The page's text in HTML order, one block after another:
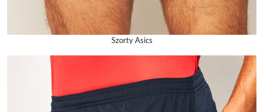
Szorty Asics